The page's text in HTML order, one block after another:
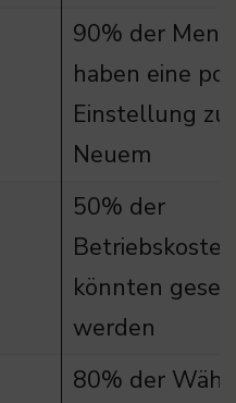
90% der
haben eine
Einstellung zu
Neuem
50% der
Betriebskosten
könnten
werden
80% der